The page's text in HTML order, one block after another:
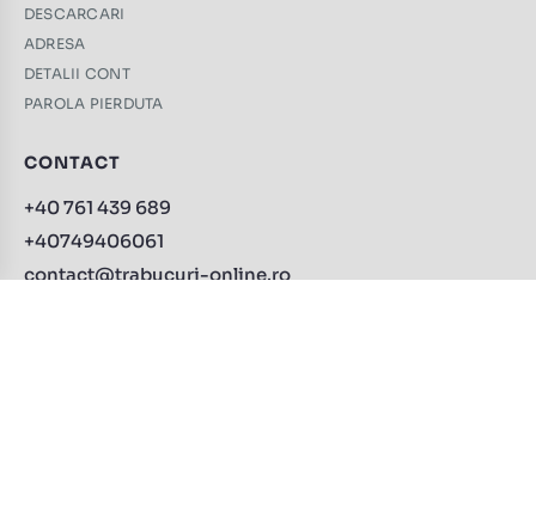
DESCARCARI
ADRESA
DETALII CONT
PAROLA PIERDUTA
CONTACT
+40 761 439 689
+40749406061
contact@trabucuri-online.ro